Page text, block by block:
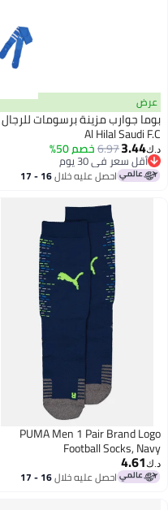
عرض
بوما جوارب مزينة برسومات للرجال
Al Hilal Saudi F.C
د.ك‏3.44
6.97خصم 50%
أقل سعر في 30 يوم
أقل سعر في 30 يوماحصل عليه خلال 16 - 17
PUMA Men 1 Pair Brand Logo
Football Socks, Navy
د.ك‏4.61
احصل عليه خلال 16 - 17